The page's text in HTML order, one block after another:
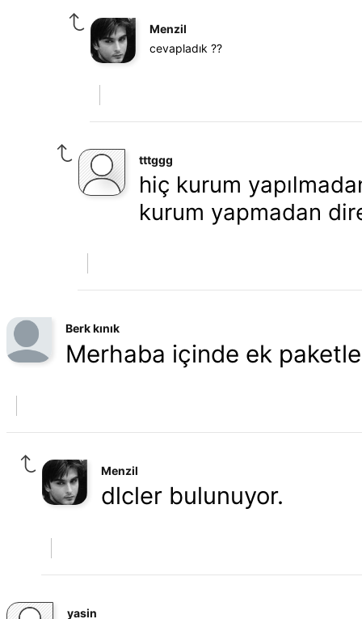
Menzil
cevapladık ??
tttggg
hiç kurum
kurum yapmadan
Berk kınık
Merhaba içinde ek
Menzil
dlcler bulunuyor.
yasin